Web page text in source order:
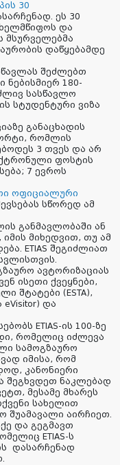
30
ეს 30
და
მსურველებმა
დაწყებამდე
შეძლებთ
ნებისმიერ 180-
სასწავლო
სტუდენტური ვიზა
განაცხადის
რომლის
3 თვეს და არ
ფოსტის
7 ევროს
ოფიციალური
სწორედ ამ
განმავლობაში ან
მიხედვით, თუ ამ
ETIAS შეგიძლიათ
ავტორიზაციას
ისეთი ქვეყნები,
შტატები (ESTA),
eVisitor) და
ETIAS-ის 100-ზე
რომელიც იძლევა
სამოგზაურო
იმისა, რომ
კანონიერი
შეგხვდეთ ნაკლებად
მესამე მხარეს
სახელით
შუამავალი აირჩიეთ.
და გეგმავთ
ETIAS-ს
დასარჩენად